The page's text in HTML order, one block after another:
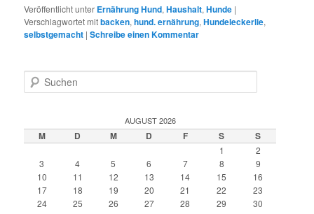
Veröffentlicht unter Ernährung Hund,Haushalt,Hunde |
Verschlagwortet mitbacken,hund. ernährung,Hundeleckerlie,
selbstgemacht |Schreibe einen Kommentar
u
e
n
AUGUST 2026
M D M D F S S
1
2
3
4 5 6 7 8
9
10
11 12 13 14 15
16
17
18 19 20 21 22
23
24
25 26 27 28 29
30